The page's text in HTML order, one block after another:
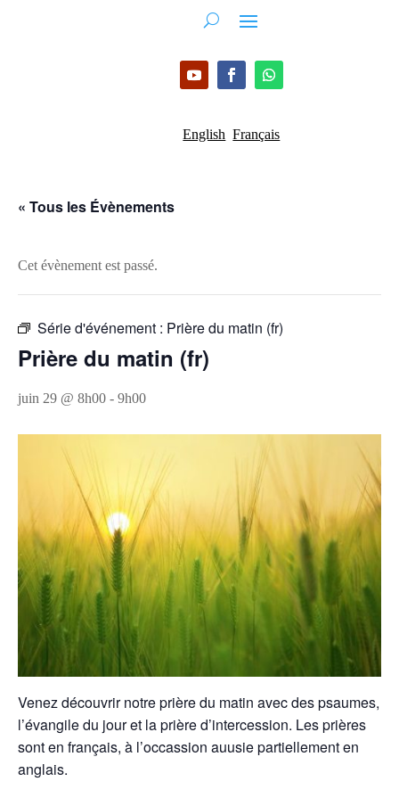
English Français
« Tous les Évènements
Cet évènement est passé.
Série d'événement : Prière du matin (fr)
Prière du matin (fr)
juin 29 @ 8h00 - 9h00
Venez découvrir notre prière du matin avec des psaumes,
l’évangile du jour et la prière d’intercession. Les prières
sont en français, à l’occassion auusie partiellement en
anglais.